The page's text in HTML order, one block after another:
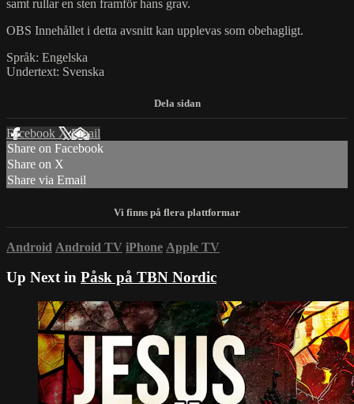
samt rullar en sten framför hans grav.
OBS Innehållet i detta avsnitt kan upplevas som obehagligt.
Språk: Engelska
Undertext: Svenska
Facebook XEmail
Share on Facebook
Share on X
Share via Email
Android Android TV iPhone Apple TV
Up Next in Påsk på TBN Nordic